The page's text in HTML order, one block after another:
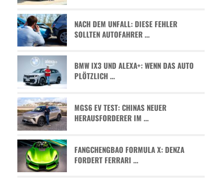
NACH DEM UNFALL: DIESE FEHLER
SOLLTEN AUTOFAHRER …
BMW IX3 UND ALEXA+: WENN DAS AUTO
PLÖTZLICH …
MGS6 EV TEST: CHINAS NEUER
HERAUSFORDERER IM …
FANGCHENGBAO FORMULA X: DENZA
FORDERT FERRARI …